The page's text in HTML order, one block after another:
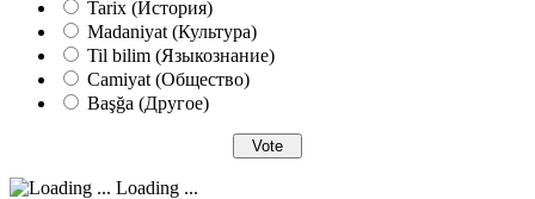
Tarix (История)
Madaniyat (Культура)
Til bilim (Языкознание)
Camiyat (Общество)
Başğa (Другое)
Loading ...